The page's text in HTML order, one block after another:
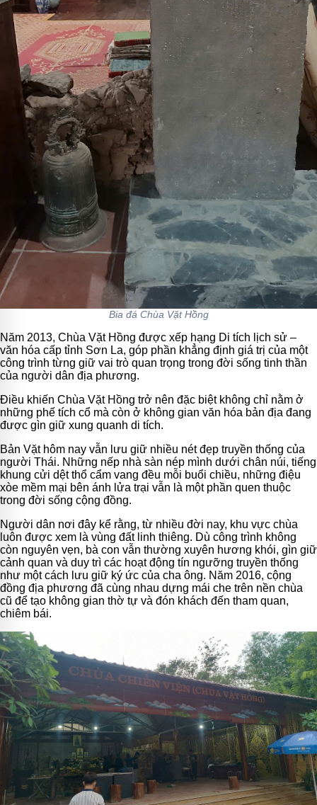
Bia đá Chùa Vặt Hồng
Năm 2013, Chùa Vặt Hồng được xếp hạng Di tích lịch sử –
văn hóa cấp tỉnh Sơn La, góp phần khẳng định giá trị của một
công trình từng giữ vai trò quan trọng trong đời sống tinh thần
của người dân địa phương.
Điều khiến Chùa Vặt Hồng trở nên đặc biệt không chỉ nằm ở
những phế tích cổ mà còn ở không gian văn hóa bản địa đang
được gìn giữ xung quanh di tích.
Bản Vặt hôm nay vẫn lưu giữ nhiều nét đẹp truyền thống của
người Thái. Những nếp nhà sàn nép mình dưới chân núi, tiếng
khung cửi dệt thổ cẩm vang đều mỗi buổi chiều, những điệu
xòe mềm mại bên ánh lửa trại vẫn là một phần quen thuộc
trong đời sống cộng đồng.
Người dân nơi đây kể rằng, từ nhiều đời nay, khu vực chùa
luôn được xem là vùng đất linh thiêng. Dù công trình không
còn nguyên vẹn, bà con vẫn thường xuyên hương khói, gìn giữ
cảnh quan và duy trì các hoạt động tín ngưỡng truyền thống
như một cách lưu giữ ký ức của cha ông. Năm 2016, cộng
đồng địa phương đã cùng nhau dựng mái che trên nền chùa
cũ để tạo không gian thờ tự và đón khách đến tham quan,
chiêm bái.